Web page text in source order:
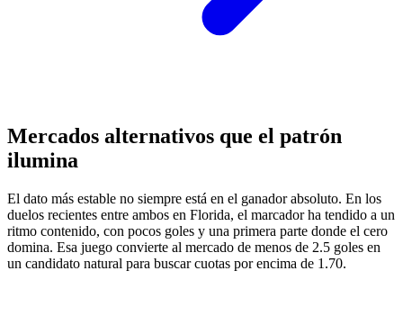
Mercados alternativos que el patrón
ilumina
El dato más estable no siempre está en el ganador absoluto. En los
duelos recientes entre ambos en Florida, el marcador ha tendido a un
ritmo contenido, con pocos goles y una primera parte donde el cero
domina. Esa juego convierte al mercado de menos de 2.5 goles en
un candidato natural para buscar cuotas por encima de 1.70.